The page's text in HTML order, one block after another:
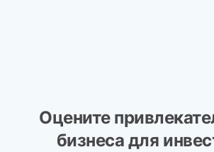
Оцените
бизнеса для